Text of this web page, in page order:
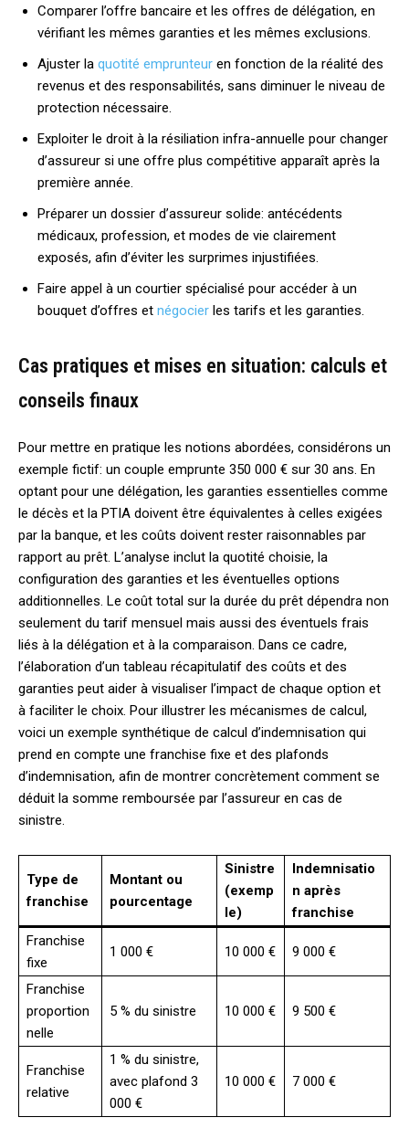
Comparer l’offre bancaire et les offres de délégation, en
vérifiant les mêmes garanties et les mêmes exclusions.
Ajuster la quotité emprunteur en fonction de la réalité des
revenus et des responsabilités, sans diminuer le niveau de
protection nécessaire.
Exploiter le droit à la résiliation infra-annuelle pour changer
d’assureur si une offre plus compétitive apparaît après la
première année.
Préparer un dossier d’assureur solide: antécédents
médicaux, profession, et modes de vie clairement
exposés, afin d’éviter les surprimes injustifiées.
Faire appel à un courtier spécialisé pour accéder à un
bouquet d’offres et négocier les tarifs et les garanties.
Cas pratiques et mises en situation: calculs et
conseils finaux
Pour mettre en pratique les notions abordées, considérons un
exemple fictif: un couple emprunte 350 000 € sur 30 ans. En
optant pour une délégation, les garanties essentielles comme
le décès et la PTIA doivent être équivalentes à celles exigées
par la banque, et les coûts doivent rester raisonnables par
rapport au prêt. L’analyse inclut la quotité choisie, la
configuration des garanties et les éventuelles options
additionnelles. Le coût total sur la durée du prêt dépendra non
seulement du tarif mensuel mais aussi des éventuels frais
liés à la délégation et à la comparaison. Dans ce cadre,
l’élaboration d’un tableau récapitulatif des coûts et des
garanties peut aider à visualiser l’impact de chaque option et
à faciliter le choix. Pour illustrer les mécanismes de calcul,
voici un exemple synthétique de calcul d’indemnisation qui
prend en compte une franchise fixe et des plafonds
d’indemnisation, afin de montrer concrètement comment se
déduit la somme remboursée par l’assureur en cas de
sinistre.
Type de
franchise
Montant ou
pourcentage
Sinistre
(exemp
le)
Indemnisatio
n après
franchise
Franchise
fixe
1 000 € 10 000 € 9 000 €
Franchise
proportion
nelle
5 % du sinistre 10 000 € 9 500 €
Franchise
relative
1 % du sinistre,
avec plafond 3
000 €
10 000 € 7 000 €